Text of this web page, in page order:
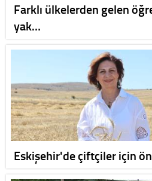
Farklı ülkelerden gelen
yak…
Eskişehir'de çiftçiler için